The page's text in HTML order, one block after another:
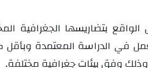
الواقع بتضاريسها الجغرافية
في الدراسة المعتمدة
وذلك وفق بيئات جغرافية مختلفة.